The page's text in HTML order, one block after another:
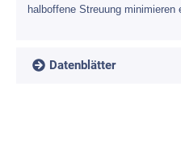
halboffene Streuung
Datenblätter